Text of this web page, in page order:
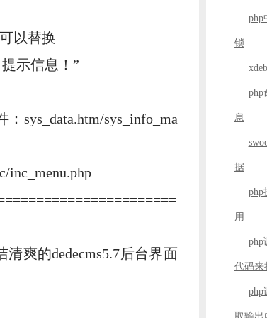
以替换
示信息！”
sys_data.htm/sys_info_ma
inc_menu.php
爽的dedecms5.7后台界面
php
锁
php
息
据
php
用
php
代码来
php